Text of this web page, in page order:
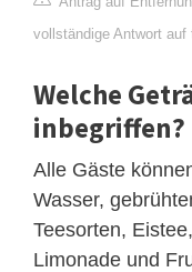
vollständige Antwort
Welche
inbegriffen?
Alle Gäste
Wasser,
Teesorten,
Limonade und